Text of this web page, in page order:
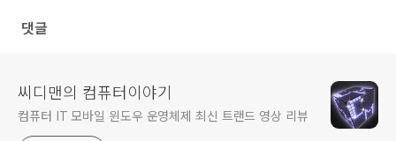
댓글
씨디맨의 컴퓨터이야기
컴퓨터 IT 모바일 윈도우 운영체제 최신 트랜드 영상 리뷰